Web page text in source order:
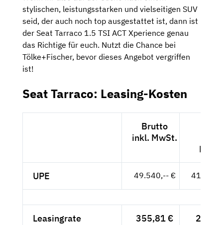
stylischen, leistungsstarken und vielseitigen SUV
seid, der auch noch top ausgestattet ist, dann ist
der Seat Tarraco 1.5 TSI ACT Xperience genau
das Richtige für euch. Nutzt die Chance bei
Tölke+Fischer, bevor dieses Angebot vergriffen
ist!
Seat Tarraco: Leasing-Kosten
Brutto
inkl. MwSt.
UPE 49.540,-- €
Leasingrate 355,81 € 299,--